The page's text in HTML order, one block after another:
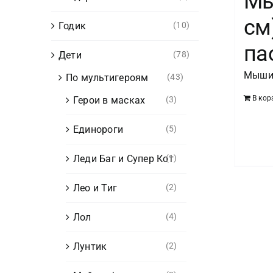
Годик (10)
Дети (78)
По мультигероям (43)
Герои в масках (3)
Единороги (5)
Леди Баг и Супер Кот
(1)
Лео и Тиг (2)
Лол (4)
Лунтик (2)
Мыши
В